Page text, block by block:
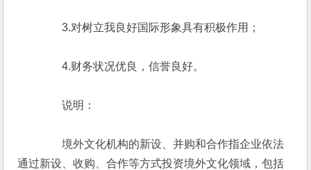
3.对树立我良好国际形象具有积极作用；
4.财务状况优良，信誉良好。
说明：
境外文化机构的新设、并购和合作指企业依法
通过新设、收购、合作等方式投资境外文化领域，包括